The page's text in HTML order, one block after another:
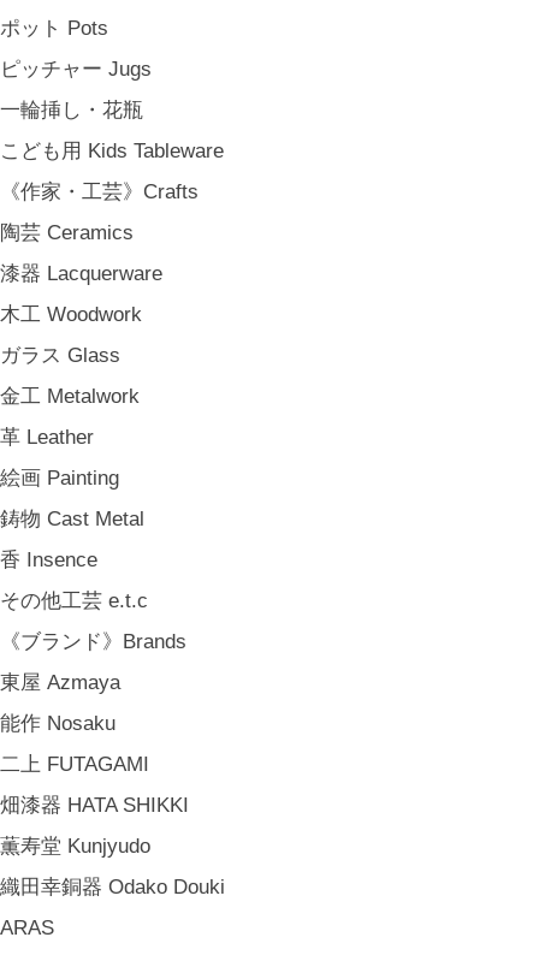
ポット Pots
ピッチャー Jugs
一輪挿し・花瓶
こども用 Kids Tableware
《作家・工芸》Crafts
陶芸 Ceramics
漆器 Lacquerware
木工 Woodwork
ガラス Glass
金工 Metalwork
革 Leather
絵画 Painting
鋳物 Cast Metal
香 Insence
その他工芸 e.t.c
《ブランド》Brands
東屋 Azmaya
能作 Nosaku
二上 FUTAGAMI
畑漆器 HATA SHIKKI
薫寿堂 Kunjyudo
織田幸銅器 Odako Douki
ARAS
《雑貨》Living goods
インテリア Interior
アンティークのもの Vintage & Antiques
山岸紗綾 Saya Yamagishi
大清水裕史 Hiroshi Ohizumi
絵本 Children's Books